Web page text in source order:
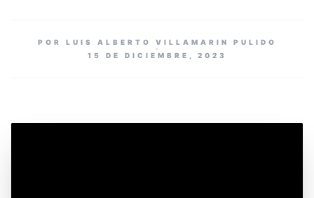
POR LUIS ALBERTO VILLAMARIN PULIDO
15 DE DICIEMBRE, 2023